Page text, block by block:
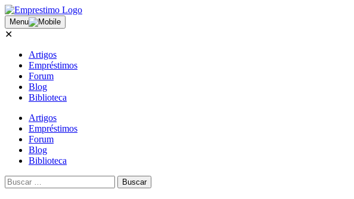
Menu
✕
Artigos
Empréstimos
Forum
Blog
Biblioteca
Artigos
Empréstimos
Forum
Blog
Biblioteca